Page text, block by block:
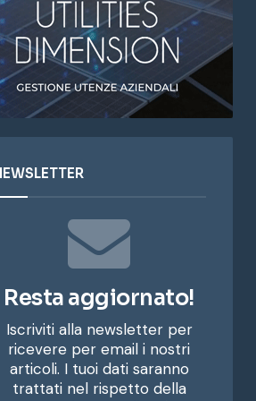
Resta aggiornato!
Iscriviti alla newsletter per
ricevere per email i nostri
articoli. I tuoi dati saranno
trattati nel rispetto della